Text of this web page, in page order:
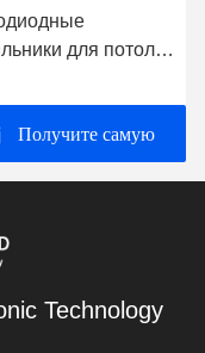
для потолка
потолок AC 277V
Получите самую
Technology